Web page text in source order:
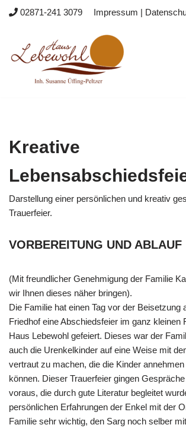
Inhalt
springen
02871-241 3079 Impressum |
Kreative
Darstellung einer persönlichen und kreativ
Trauerfeier.
VORBEREITUNG UND ABLAUF
(Mit freundlicher Genehmigung der Familie
wir Ihnen dieses näher bringen).
Die Familie hat einen Tag vor der Beisetzung
Friedhof eine Abschiedsfeier im ganz kleinen
Haus Lebewohl gefeiert. Dieses war der
auch die Urenkelkinder auf eine Weise mit
vertraut zu machen, die die Kinder
können. Dieser Trauerfeier gingen
voraus, die durch gute Literatur begleitet
persönlichen Erfahrungen der Enkel mit der
Familie sehr wichtig, den Sarg noch selber